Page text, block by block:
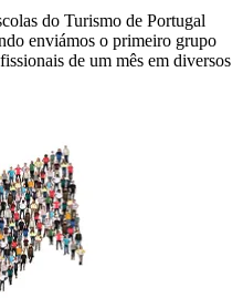
do Turismo de Portugal
enviámos o primeiro grupo
de um mês em diversos